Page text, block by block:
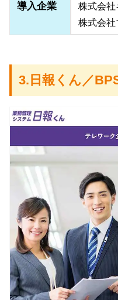
導入企業
株式会社
株式会社
3.日報くん／